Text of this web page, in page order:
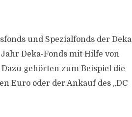
und Spezialfonds der Deka
Deka-Fonds mit Hilfe von
gehörten zum Beispiel die
Euro oder der Ankauf des „DC